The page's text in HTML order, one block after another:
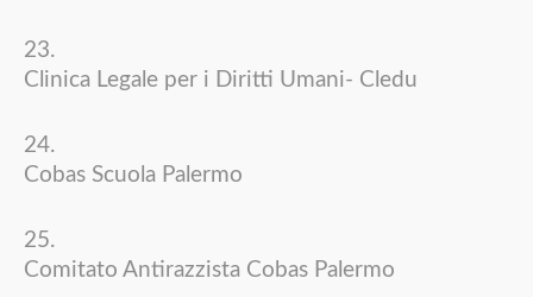
Clinica Legale per i Diritti Umani- Cledu
Cobas Scuola Palermo
Comitato Antirazzista Cobas Palermo